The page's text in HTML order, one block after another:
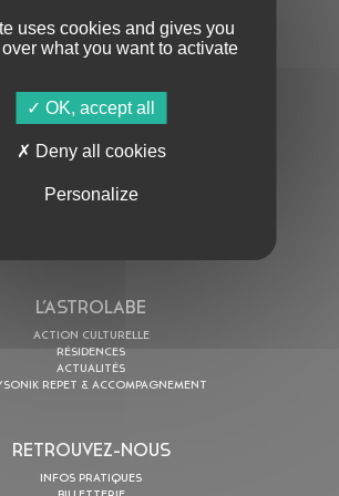
cette case, j’accepte la Politique de confidentialité
AU PROGRAMME
L’ASTROLABE
ACTION CULTURELLE
RÉSIDENCES
ACTUALITÉS
REPET & ACCOMPAGNEMENT
RETROUVEZ-NOUS
INFOS PRATIQUES
uses cookies and gives you
what you want to activate
OK, accept all
Deny all cookies
Personalize